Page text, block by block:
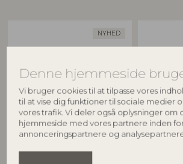
Denne hjemmeside
Vi bruger cookies til at tilpasse vores
til at vise dig funktioner til sociale medier
vores trafik. Vi deler også oplysninger om
hjemmeside med vores partnere inden
annonceringspartnere og
NYHED
CREATIVE COLLECTION CREATIVE